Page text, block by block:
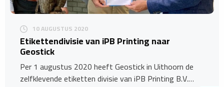
10 AUGUSTUS 2020
Etikettendivisie van iPB Printing naar
Geostick
Per 1 augustus 2020 heeft Geostick in Uithoorn de
zelfklevende etiketten divisie van iPB Printing B.V.…